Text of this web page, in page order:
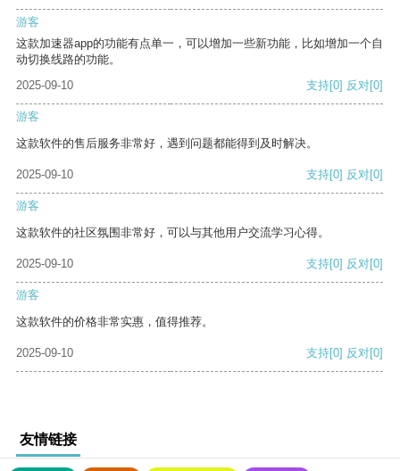
游客
这款加速器app的功能有点单一，可以增加一些新功能，比如增加一个自
动切换线路的功能。
2025-09-10
支持[0] 反对[0]
游客
这款软件的售后服务非常好，遇到问题都能得到及时解决。
2025-09-10 支持[0] 反对[0]
游客
这款软件的社区氛围非常好，可以与其他用户交流学习心得。
2025-09-10 支持[0] 反对[0]
游客
这款软件的价格非常实惠，值得推荐。
2025-09-10 支持[0] 反对[0]
友情链接